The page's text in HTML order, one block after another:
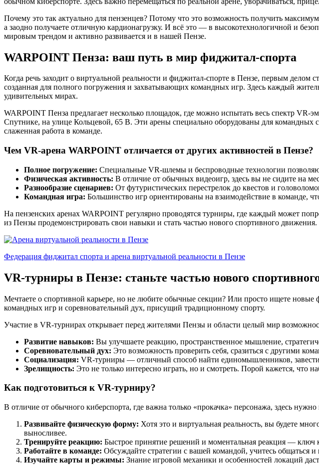
Почему это так актуально для пензенцев? Потому что это возможность получить
а заодно получаете отличную кардионагрузку. И всё это — в высокотехнологичной и
мировым трендом и активно развивается и в нашей Пензе.
WARPOINT Пенза: ваш путь в мир фиджитал-спорта
Когда речь заходит о виртуальной реальности и фиджитал-спорте в Пензе, первым делом
созданная для полного погружения и захватывающих командных игр. Здесь каждый
удивительных мирах.
WARPOINT Пенза предлагает несколько площадок, где можно испытать весь спектр VR-
Спутнике, на улице Кольцевой, 65 В. Эти арены специально оборудованы для командных
слаженная работа в команде.
Чем VR-арена WARPOINT отличается от других активностей в Пензе?
Полное погружение: Специальные VR-шлемы и беспроводные технологии
Физическая активность: В отличие от обычных видеоигр, здесь вы не сидите на
Разнообразие сценариев: От футуристических перестрелок до квестов и
Командная игра: Большинство игр ориентированы на взаимодействие в команде,
На пензенских аренах WARPOINT регулярно проводятся турниры, где каждый может
из Пензы продемонстрировать свои навыки и стать частью нового спортивного движения.
Федерация фиджитал спорта и арена виртуальной реальности в Пензе
VR-турниры в Пензе: станьте частью нового
Мечтаете о спортивной карьере, но не любите обычные секции? Или просто ищете
командных игр и соревновательный дух, присущий традиционному спорту.
Участие в VR-турнирах открывает перед жителями Пензы и области целый мир
Развитие навыков: Вы улучшаете реакцию, пространственное мышление,
Соревновательный дух: Это возможность проверить себя, сразиться с другими
Социализация: VR-турниры — отличный способ найти единомышленников,
Зрелищность: Это не только интересно играть, но и смотреть. Порой кажется, что
Как подготовиться к VR-турниру?
В отличие от обычного киберспорта, где важна только «прокачка» персонажа, здесь
Развивайте физическую форму: Хотя это и виртуальная реальность, вы будете
выносливее.
Тренируйте реакцию: Быстрое принятие решений и моментальная реакция — ключ
Работайте в команде: Обсуждайте стратегии с вашей командой, учитесь общаться
Изучайте карты и режимы: Знание игровой механики и особенностей локаций